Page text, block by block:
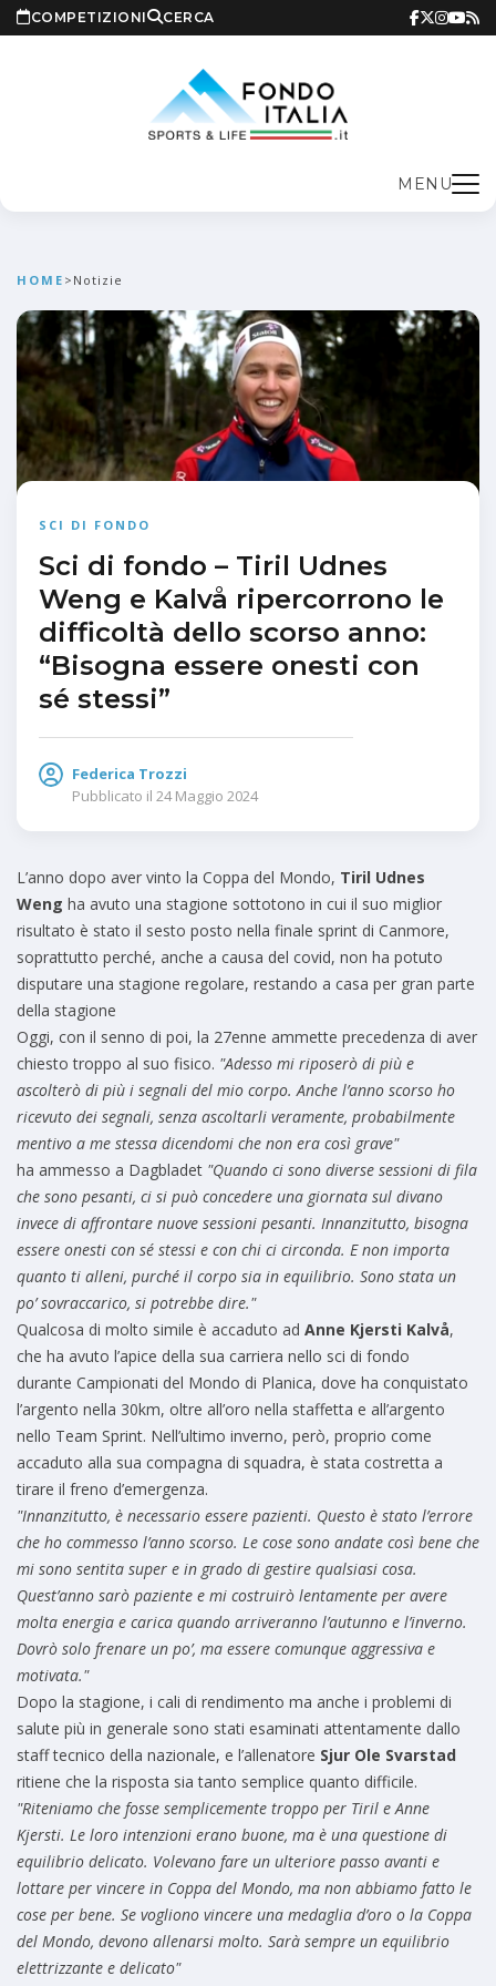
COMPETIZIONI CERCA
MENU
HOME > Notizie
SCI DI FONDO
Sci di fondo – Tiril Udnes
Weng e Kalvå ripercorrono le
difficoltà dello scorso anno:
“Bisogna essere onesti con
sé stessi”
Federica Trozzi
Pubblicato il 24 Maggio 2024
L’anno dopo aver vinto la Coppa del Mondo, Tiril Udnes
Weng ha avuto una stagione sottotono in cui il suo miglior
risultato è stato il sesto posto nella finale sprint di Canmore,
soprattutto perché, anche a causa del covid, non ha potuto
disputare una stagione regolare, restando a casa per gran parte
della stagione
Oggi, con il senno di poi, la 27enne ammette precedenza di aver
chiesto troppo al suo fisico. "Adesso mi riposerò di più e
ascolterò di più i segnali del mio corpo. Anche l’anno scorso ho
ricevuto dei segnali, senza ascoltarli veramente, probabilmente
mentivo a me stessa dicendomi che non era così grave"
ha ammesso a Dagbladet "Quando ci sono diverse sessioni di fila
che sono pesanti, ci si può concedere una giornata sul divano
invece di affrontare nuove sessioni pesanti. Innanzitutto, bisogna
essere onesti con sé stessi e con chi ci circonda. E non importa
quanto ti alleni, purché il corpo sia in equilibrio. Sono stata un
po’ sovraccarico, si potrebbe dire."
Qualcosa di molto simile è accaduto ad Anne Kjersti Kalvå,
che ha avuto l’apice della sua carriera nello sci di fondo
durante Campionati del Mondo di Planica, dove ha conquistato
l’argento nella 30km, oltre all’oro nella staffetta e all’argento
nello Team Sprint. Nell’ultimo inverno, però, proprio come
accaduto alla sua compagna di squadra, è stata costretta a
tirare il freno d’emergenza.
"Innanzitutto, è necessario essere pazienti. Questo è stato l’errore
che ho commesso l’anno scorso. Le cose sono andate così bene che
mi sono sentita super e in grado di gestire qualsiasi cosa.
Quest’anno sarò paziente e mi costruirò lentamente per avere
molta energia e carica quando arriveranno l’autunno e l’inverno.
Dovrò solo frenare un po’, ma essere comunque aggressiva e
motivata."
Dopo la stagione, i cali di rendimento ma anche i problemi di
salute più in generale sono stati esaminati attentamente dallo
staff tecnico della nazionale, e l’allenatore Sjur Ole Svarstad
ritiene che la risposta sia tanto semplice quanto difficile.
"Riteniamo che fosse semplicemente troppo per Tiril e Anne
Kjersti. Le loro intenzioni erano buone, ma è una questione di
equilibrio delicato. Volevano fare un ulteriore passo avanti e
lottare per vincere in Coppa del Mondo, ma non abbiamo fatto le
cose per bene. Se vogliono vincere una medaglia d’oro o la Coppa
del Mondo, devono allenarsi molto. Sarà sempre un equilibrio
elettrizzante e delicato"